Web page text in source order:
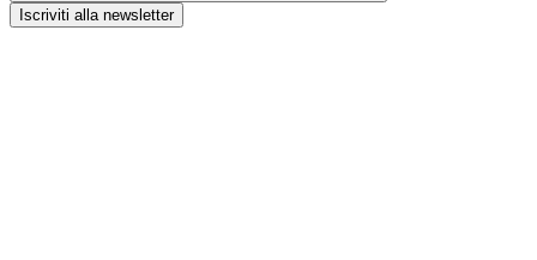
Iscriviti alla newsletter